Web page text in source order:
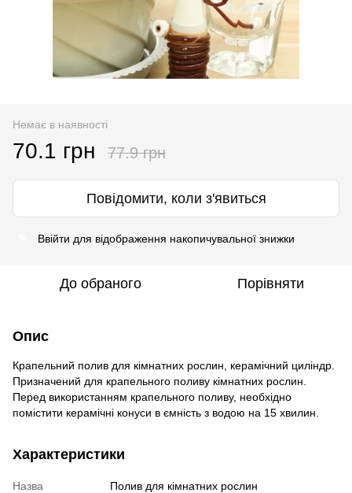
Немає в наявності
70.1 грн 77.9 грн
Повідомити, коли з'явиться
Ввійти для відображення накопичувальної знижки
До обраного Порівняти
Опис
Крапельний полив для кімнатних рослин, керамічний циліндр.
Призначений для крапельного поливу кімнатних рослин.
Перед використанням крапельного поливу, необхідно
помістити керамічні конуси в ємність з водою на 15 хвилин.
Характеристики
Назва Полив для кімнатних рослин